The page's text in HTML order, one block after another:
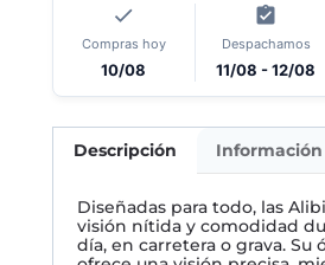
Compras hoy
10/08
Despachamos
11/08 - 12/08
Descripción
Diseñadas para todo, las
visión nítida y comodidad
día, en carretera o grava. Su